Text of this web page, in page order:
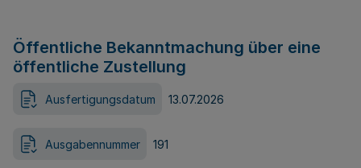
Öffentliche Bekanntmachung über eine
öffentliche Zustellung
Ausfertigungsdatum 13.07.2026
Ausgabennummer 191